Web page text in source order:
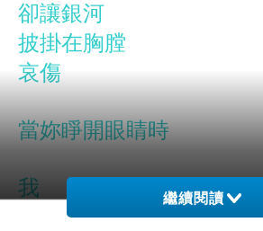
卻讓銀河
披掛在胸膛
哀傷
當妳睜開眼睛時
我
光亮著妳
繼續閱讀